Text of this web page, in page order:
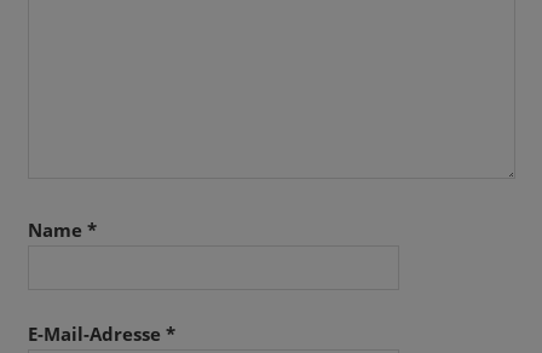
Name *
E-Mail-Adresse *